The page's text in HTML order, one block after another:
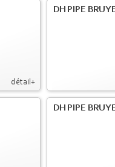
détail+
DH PIPE
DH PIPE